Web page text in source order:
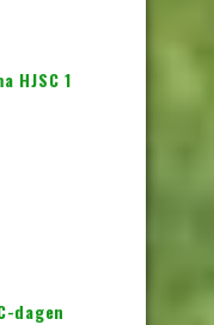
HJSC 1
dagen